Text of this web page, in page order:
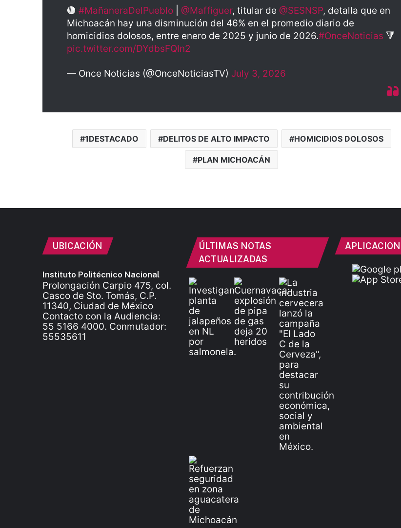
🟤 #MañaneraDelPueblo @Maffiguer, titular de @SESNSP, detalla que en
Michoacán hay una disminución del 46% en el promedio diario de
homicidios dolosos, entre enero de 2025 y junio de 2026.#OnceNoticias 🔻
pic.twitter.com/DYdbsFQIn2
— Once Noticias (@OnceNoticiasTV) July 3, 2026
1DESTACADO DELITOS DE ALTO IMPACTO HOMICIDIOS DOLOSOS
PLAN MICHOACÁN
UBICACIÓN
Instituto Politécnico Nacional
Prolongación Carpio 475, col.
Casco de Sto. Tomás, C.P.
11340, Ciudad de México
Contacto con la Audiencia:
55 5166 4000. Conmutador:
55535611
ÚLTIMAS NOTAS
ACTUALIZADAS